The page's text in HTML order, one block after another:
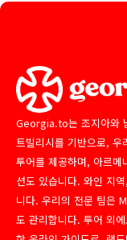
Georgia.to는 조지아와
트빌리시를 기반으로, 우
투어를 제공하며, 아르메
션도 있습니다. 와인 지
니다. 우리의 전문 팀은
도 관리합니다. 투어 외